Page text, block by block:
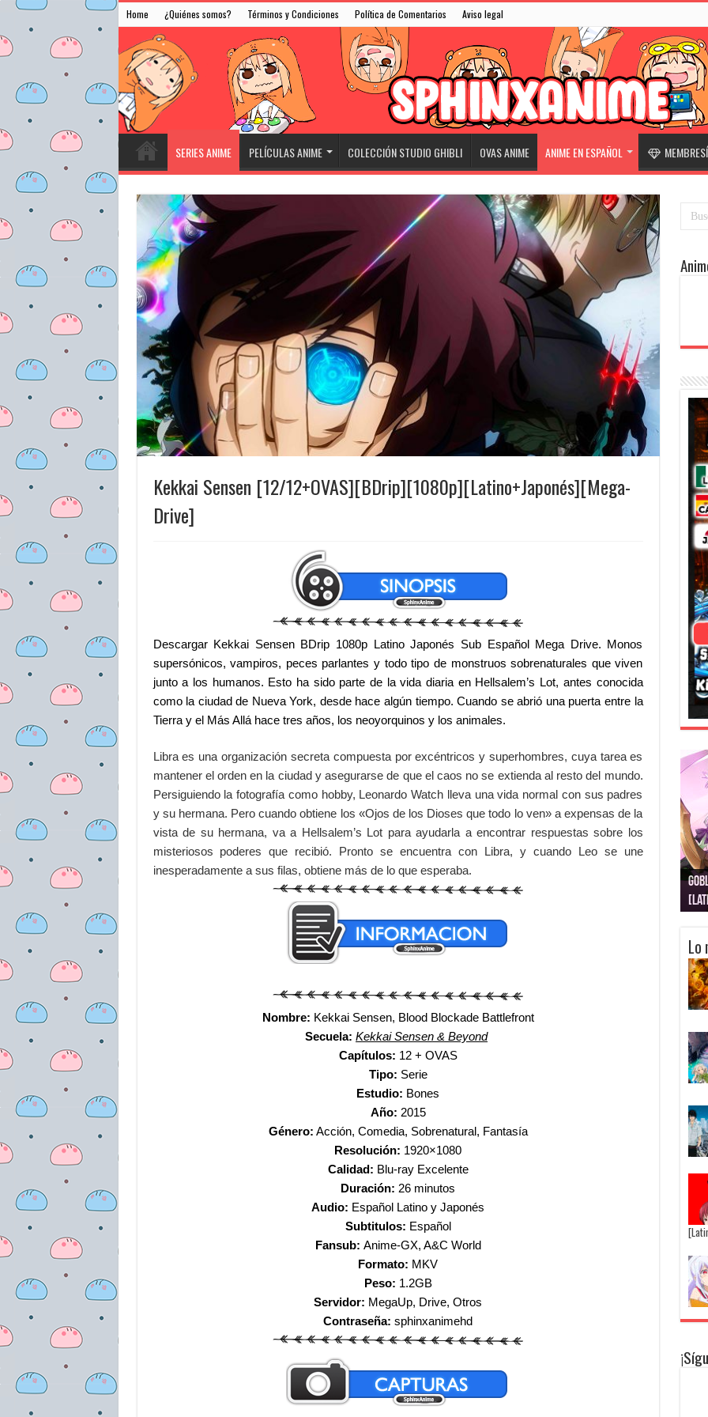
Home ¿Quiénes somos? Términos y Condiciones Política de Comentarios Aviso legal
SERIES ANIME PELÍCULAS ANIME COLECCIÓN STUDIO GHIBLI OVAS ANIME ANIME EN ESPAÑOL
Kekkai Sensen [12/12+OVAS][BDrip][1080p][Latino+Japonés][Mega-
Drive]
Descargar Kekkai Sensen BDrip 1080p Latino Japonés Sub Español Mega Drive. Monos
supersónicos, vampiros, peces parlantes y todo tipo de monstruos sobrenaturales que viven
junto a los humanos. Esto ha sido parte de la vida diaria en Hellsalem’s Lot, antes conocida
como la ciudad de Nueva York, desde hace algún tiempo. Cuando se abrió una puerta entre la
Tierra y el Más Allá hace tres años, los neoyorquinos y los animales.
Libra es una organización secreta compuesta por excéntricos y superhombres, cuya tarea es
mantener el orden en la ciudad y asegurarse de que el caos no se extienda al resto del mundo.
Persiguiendo la fotografía como hobby, Leonardo Watch lleva una vida normal con sus padres
y su hermana. Pero cuando obtiene los «Ojos de los Dioses que todo lo ven» a expensas de la
vista de su hermana, va a Hellsalem’s Lot para ayudarla a encontrar respuestas sobre los
misteriosos poderes que recibió. Pronto se encuentra con Libra, y cuando Leo se une
inesperadamente a sus filas, obtiene más de lo que esperaba.
Nombre: Kekkai Sensen, Blood Blockade Battlefront
Secuela: Kekkai Sensen & Beyond
Capítulos: 12 + OVAS
Tipo: Serie
Estudio: Bones
Año: 2015
Género: Acción, Comedia, Sobrenatural, Fantasía
Resolución: 1920×1080
Calidad: Blu-ray Excelente
Duración: 26 minutos
Audio: Español Latino y Japonés
Subtitulos: Español
Fansub: Anime-GX, A&C World
Formato: MKV
Peso: 1.2GB
Servidor: MegaUp, Drive, Otros
Contraseña: sphinxanimehd
Lo